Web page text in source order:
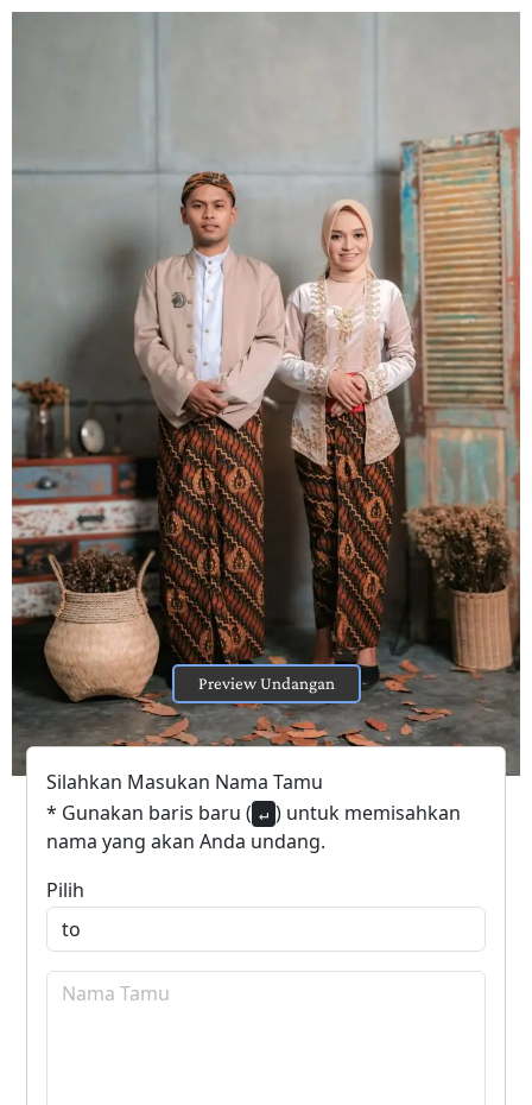
Preview Undangan
Silahkan Masukan Nama Tamu
* Gunakan baris baru ( ↵ ) untuk memisahkan
nama yang akan Anda undang.
Pilih